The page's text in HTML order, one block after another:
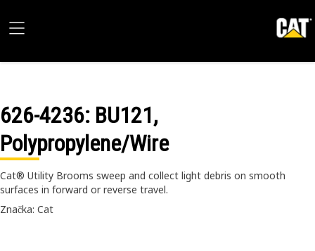
626-4236: BU121,
Polypropylene/Wire
Cat® Utility Brooms sweep and collect light debris on smooth
surfaces in forward or reverse travel.
Značka: Cat